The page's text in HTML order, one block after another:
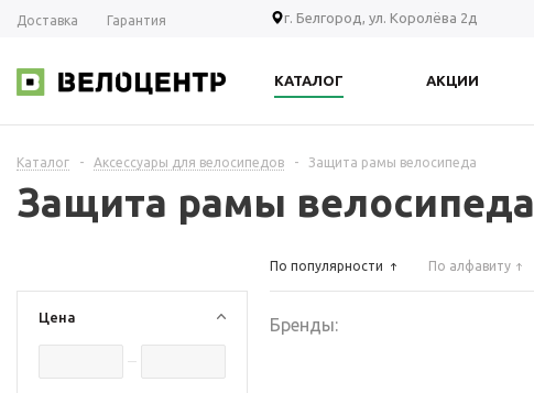
Доставка Гарантия г. Белгород, ул. Королёва 2д
КАТАЛОГ АКЦИИ
Каталог - Аксессуары для велосипедов - Защита рамы велосипеда
Защита рамы велосипеда
Цена
По популярности По алфавиту
Бренды: